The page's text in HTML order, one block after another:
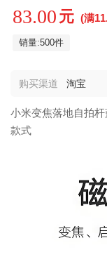
83.00 元 (满
销量:500件
购买渠道 淘宝
小米变焦落地自拍
款式